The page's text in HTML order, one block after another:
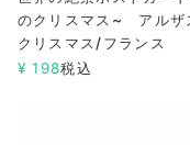
のクリスマス~ アルザ
クリスマス/フランス
¥ 198税込